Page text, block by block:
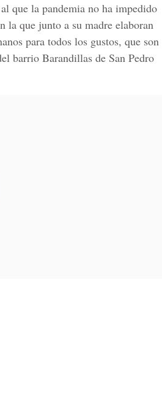
que la pandemia no ha impedido
la que junto a su madre elaboran
para todos los gustos, que son
barrio Barandillas de San Pedro